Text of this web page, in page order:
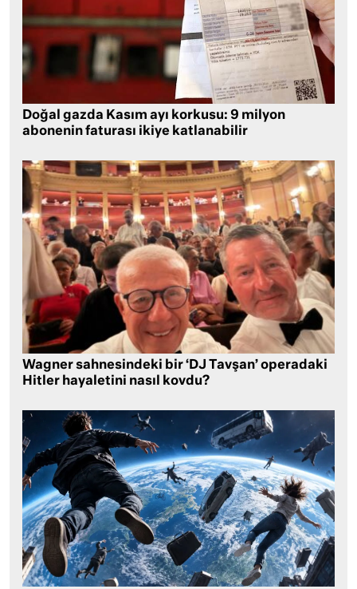
Doğal gazda Kasım ayı korkusu: 9 milyon
abonenin faturası ikiye katlanabilir
Wagner sahnesindeki bir ‘DJ Tavşan’ operadaki
Hitler hayaletini nasıl kovdu?